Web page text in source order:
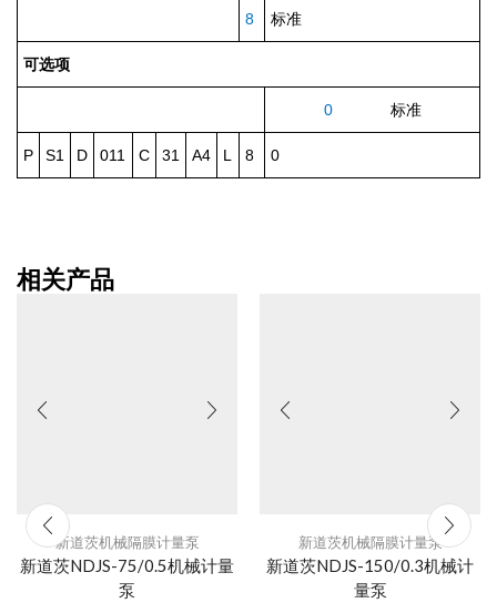
8 标准
可选项
0 标准
P S1 D 011 C 31 A4 L 8 0
相关产品
新道茨机械隔膜计量泵
新道茨NDJS-75/0.5机械计量
泵
新道茨机械隔膜计量泵
新道茨NDJS-150/0.3机械计
量泵